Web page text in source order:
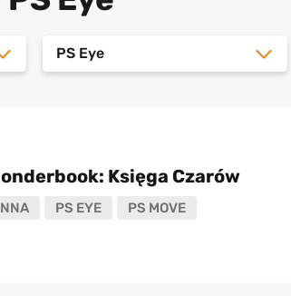
PS Eye
Księga Czarów
PS EYE PS MOVE